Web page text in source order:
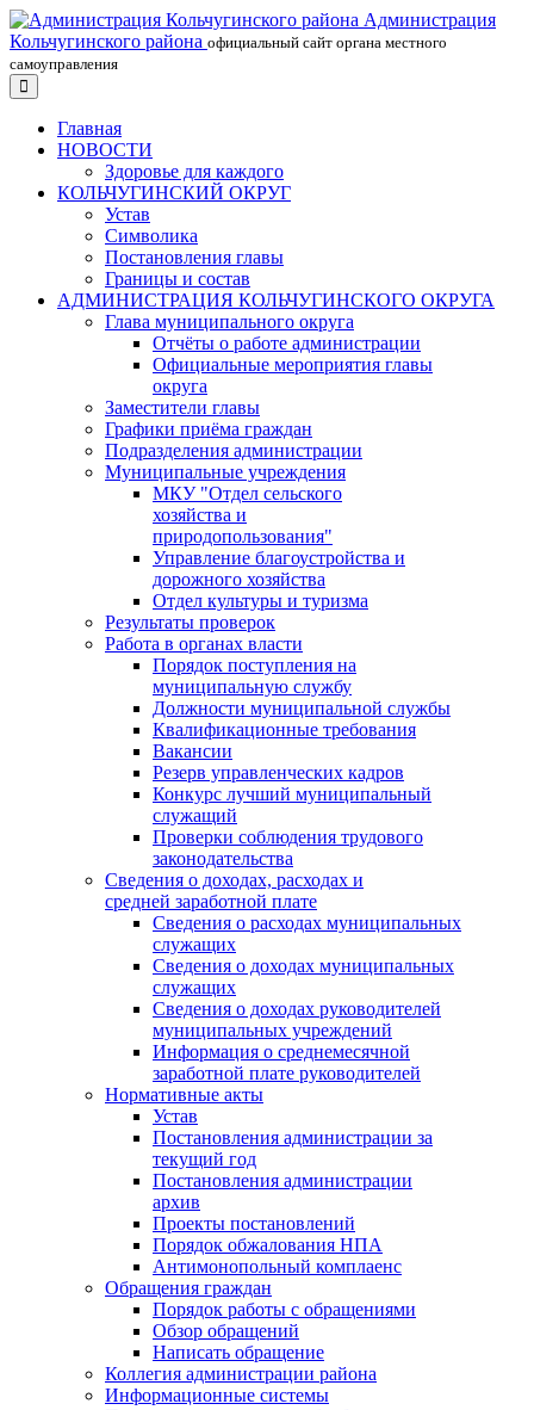
Администрация
Кольчугинского района официальный сайт органа местного
самоуправления
Главная
НОВОСТИ
Здоровье для каждого
КОЛЬЧУГИНСКИЙ ОКРУГ
Устав
Символика
Постановления главы
Границы и состав
АДМИНИСТРАЦИЯ КОЛЬЧУГИНСКОГО ОКРУГА
Глава муниципального округа
Отчёты о работе администрации
Официальные мероприятия главы
округа
Заместители главы
Графики приёма граждан
Подразделения администрации
Муниципальные учреждения
МКУ "Отдел сельского
хозяйства и
природопользования"
Управление благоустройства и
дорожного хозяйства
Отдел культуры и туризма
Результаты проверок
Работа в органах власти
Порядок поступления на
муниципальную службу
Должности муниципальной службы
Квалификационные требования
Вакансии
Резерв управленческих кадров
Конкурс лучший муниципальный
служащий
Проверки соблюдения трудового
законодательства
Сведения о доходах, расходах и
средней заработной плате
Сведения о расходах муниципальных
служащих
Сведения о доходах муниципальных
служащих
Сведения о доходах руководителей
муниципальных учреждений
Информация о среднемесячной
заработной плате руководителей
Нормативные акты
Устав
Постановления администрации за
текущий год
Постановления администрации
архив
Проекты постановлений
Порядок обжалования НПА
Антимонопольный комплаенс
Обращения граждан
Порядок работы с обращениями
Обзор обращений
Написать обращение
Коллегия администрации района
Информационные системы